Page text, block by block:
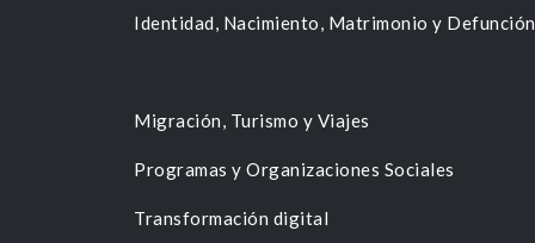
Identidad, Nacimiento, Matrimonio y Defunción
Migración, Turismo y Viajes
Programas y Organizaciones Sociales
Transformación digital